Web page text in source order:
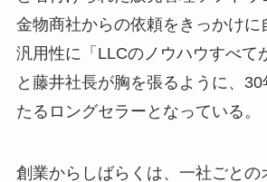
金物商社からの依頼をきっかけに
汎用性に「LLCのノウハウすべて
と藤井社長が胸を張るように、
たるロングセラーとなっている。
創業からしばらくは、一社ごとの